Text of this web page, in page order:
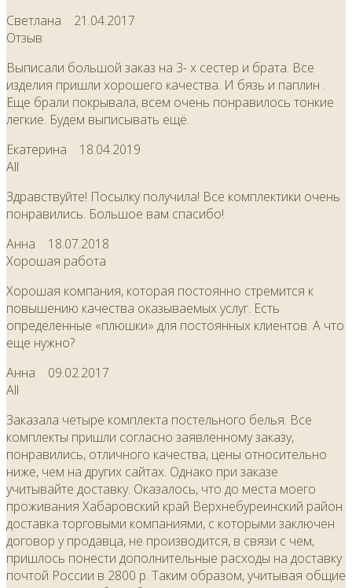
Светлана 21.04.2017
Отзыв
Выписали большой заказ на 3- х сестер и брата. Все
изделия пришли хорошего качества. И бязь и паплин .
Еще брали покрывала, всем очень понравилось тонкие
легкие. Будем выписывать ещё.
Екатерина 18.04.2019
All
Здравствуйте! Посылку получила! Все комплектики очень
понравились. Большое вам спасибо!
Анна 18.07.2018
Хорошая работа
Хорошая компания, которая постоянно стремится к
повышению качества оказываемых услуг. Есть
определенные «плюшки» для постоянных клиентов. А что
еще нужно?
Анна 09.02.2017
All
Заказала четыре комплекта постельного белья. Все
комплекты пришли согласно заявленному заказу,
понравились, отличного качества, цены относительно
ниже, чем на других сайтах. Однако при заказе
учитывайте доставку. Оказалось, что до места моего
проживания Хабаровский край Верхнебуреинский район
доставка торговыми компаниями, с которыми заключен
договор у продавца, не производится, в связи с чем,
пришлось понести дополнительные расходы на доставку
почтой России в 2800 р. Таким образом, учитывая общие